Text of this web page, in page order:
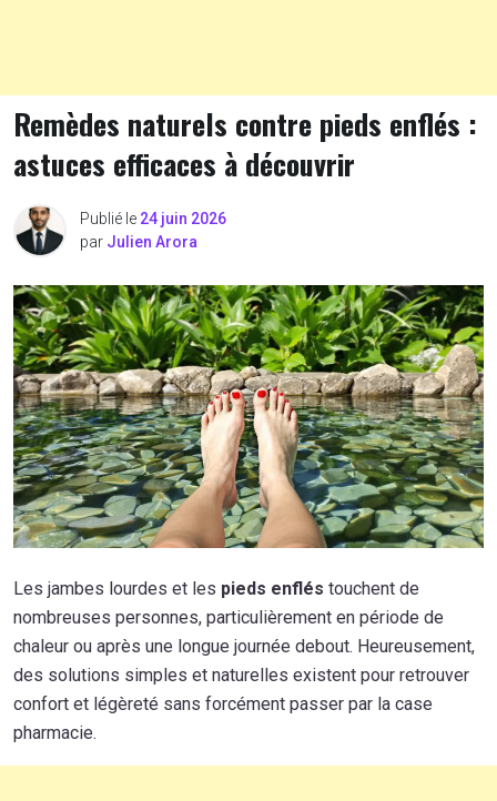
Remèdes naturels contre pieds enflés :
astuces efficaces à découvrir
Publié le 24 juin 2026
par Julien Arora
Les jambes lourdes et les pieds enflés touchent de
nombreuses personnes, particulièrement en période de
chaleur ou après une longue journée debout. Heureusement,
des solutions simples et naturelles existent pour retrouver
confort et légèreté sans forcément passer par la case
pharmacie.